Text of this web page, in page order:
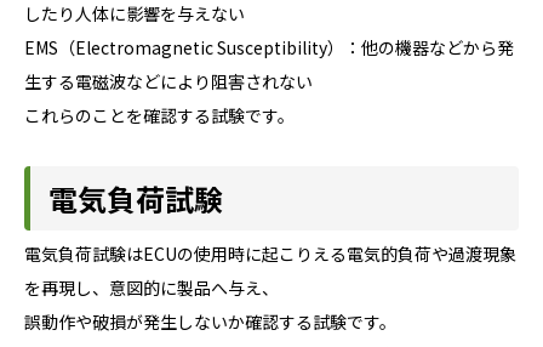
したり人体に影響を与えない
EMS（Electromagnetic Susceptibility）：他の機器などから発
生する電磁波などにより阻害されない
これらのことを確認する試験です。
電気負荷試験
電気負荷試験はECUの使用時に起こりえる電気的負荷や過渡現象
を再現し、意図的に製品へ与え、
誤動作や破損が発生しないか確認する試験です。